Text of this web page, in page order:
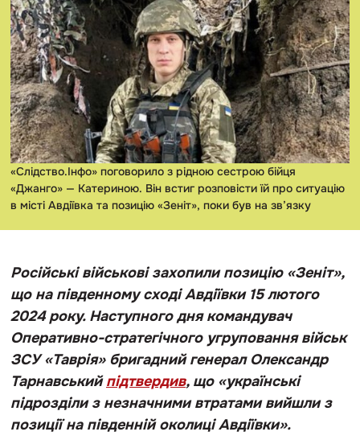
«Слідство.Інфо» поговорило з рідною сестрою бійця
«Джанго» — Катериною. Він встиг розповісти їй про ситуацію
в місті Авдіївка та позицію «Зеніт», поки був на зв’язку
Російські військові захопили позицію «Зеніт»,
що на південному сході Авдіївки 15 лютого
2024 року. Наступного дня командувач
Оперативно-стратегічного угруповання військ
ЗСУ «Таврія» бригадний генерал Олександр
Тарнавський підтвердив, що «українські
підрозділи з незначними втратами вийшли з
позиції на південній околиці Авдіївки».